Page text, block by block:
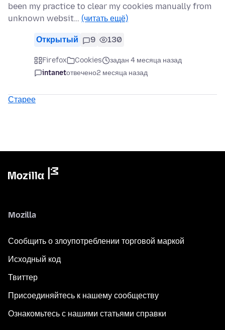
been my practice to clear my cookies manually from
unknown websit… (читать ещё)
Открытый 9 130
Firefox Cookies
задан 4 месяца назад
intanetотвечено2 месяца назад
Старее
Mozilla
Сообщить о злоупотреблении торговой маркой
Исходный код
Твиттер
Присоединяйтесь к нашему сообществу
Ознакомьтесь с нашими статьями справки